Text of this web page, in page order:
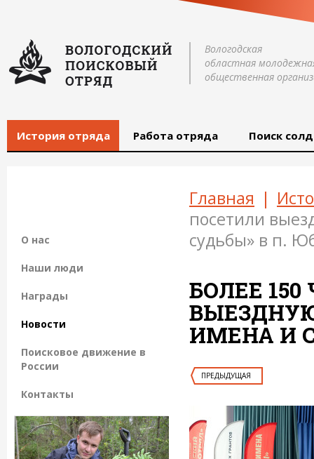
Вологодская
областная
общественная
История отряда Работа отряда Поиск
Главная |
посетили
судьбы» в п.
БОЛЕЕ
ИМЕНА И
ПРЕДЫДУЩАЯ
О нас
Наши люди
Награды
Новости
Поисковое движение в
России
Контакты